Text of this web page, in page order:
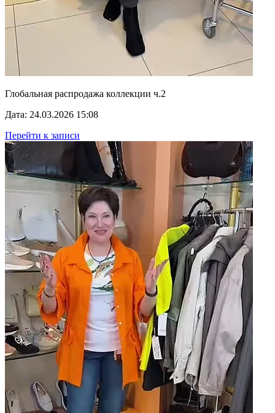
Глобальная распродажа коллекции ч.2
Дата: 24.03.2026 15:08
Перейти к записи